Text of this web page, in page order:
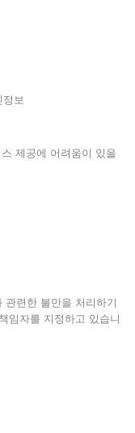
보
제공에 어려움이 있을
관련한 불만을 처리하기
임자를 지정하고 있습니